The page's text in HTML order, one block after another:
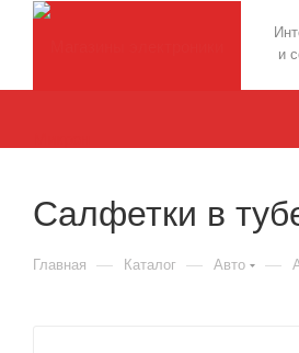
и
Салфетки в
Главная — Каталог — Авто —